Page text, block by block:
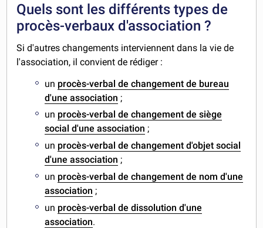
Quels sont les différents types de
procès-verbaux d'association ?
Si d'autres changements interviennent dans la vie de
l'association, il convient de rédiger :
un procès-verbal de changement de bureau
d'une association ;
un procès-verbal de changement de siège
social d'une association ;
un procès-verbal de changement d'objet social
d'une association ;
un procès-verbal de changement de nom d'une
association ;
un procès-verbal de dissolution d'une
association.